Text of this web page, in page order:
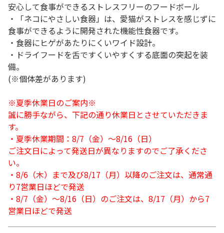
安心して食事ができるストレスフリーのフードボール
・「ネコにやさしい食器」は、愛猫がストレスを感じずに
食事ができるように開発された機能性食器です。
・食器にヒゲがあたりにくいワイド設計。
・ドライフードを舌ですくいやすくする底面の突起を装
備。
(※個体差があります)
※夏季休業日のご案内※
誠に勝手ながら、下記の通り休業日とさせていただきま
す。
・夏季休業期間：8/7（金）～8/16（日）
ご注文日によって発送日が異なりますのでご了承くださ
い。
・8/6（木）まで及び8/17（月）以降のご注文は、通常通
り7営業日ほどで発送
・8/7（金）～8/16（日）のご注文は、8/17（月）から7
営業日ほどで発送